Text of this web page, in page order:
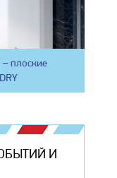
– плоские
И